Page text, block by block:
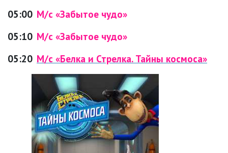
05:00 М/с «Забытое чудо»
05:10 М/с «Забытое чудо»
05:20 М/с «Белка и Стрелка. Тайны космоса»